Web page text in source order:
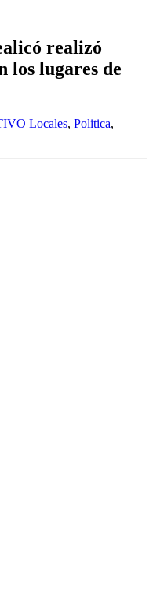
realizó
los lugares de
Locales, Politica,